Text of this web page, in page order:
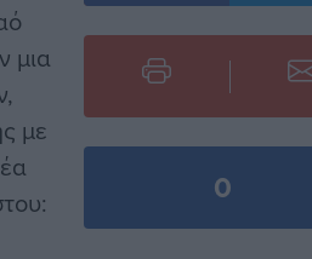
μια
με
0